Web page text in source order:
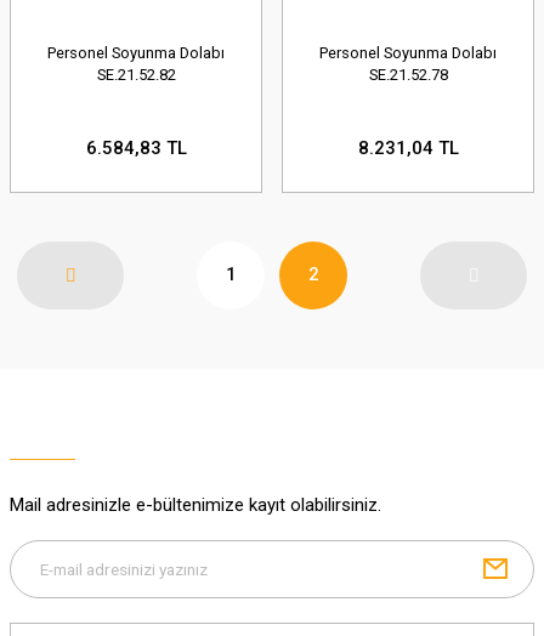
Personel Soyunma Dolabı
SE.21.52.82
6.584,83 TL
Personel Soyunma Dolabı
SE.21.52.78
8.231,04 TL
1 2
Mail adresinizle e-bültenimize kayıt olabilirsiniz.